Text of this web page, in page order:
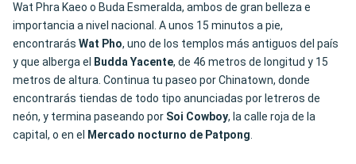
Wat Phra Kaeo o Buda Esmeralda, ambos de gran belleza e
importancia a nivel nacional. A unos 15 minutos a pie,
encontrarás Wat Pho, uno de los templos más antiguos del país
y que alberga el
Budda Yacente, de 46 metros de longitud y 15
metros de altura. Continua tu paseo por Chinatown, donde
encontrarás tiendas de todo tipo anunciadas por letreros de
neón, y termina paseando por Soi Cowboy, la calle roja de la
capital, o en el
Mercado nocturno de Patpong.